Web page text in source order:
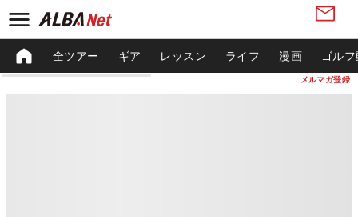
メルマガ登録
全ツアー ギア レッスン ライフ 漫画 ゴル